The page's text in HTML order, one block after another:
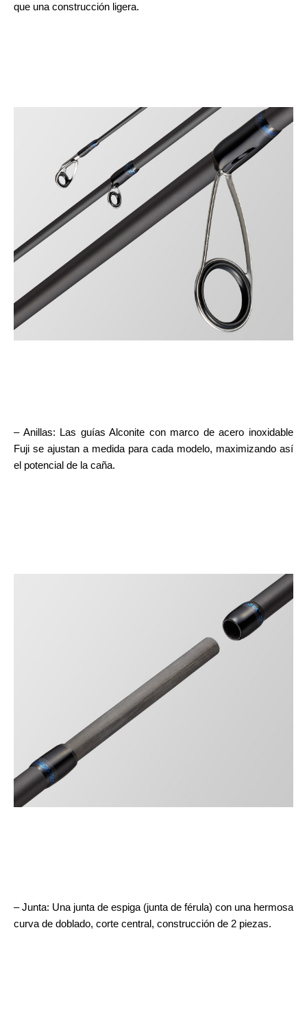
que una construcción ligera.
– Anillas: Las guías Alconite con marco de acero inoxidable
Fuji se ajustan a medida para cada modelo, maximizando así
el potencial de la caña.
– Junta: Una junta de espiga (junta de férula) con una hermosa
curva de doblado, corte central, construcción de 2 piezas.